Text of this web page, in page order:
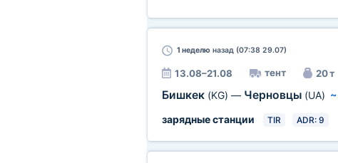
1 неделюназад (07:38 29.07)
13.08–21.08 тент 20 т
Бишкек (KG) — Черновцы (UA) ~
зарядные станции
TIR ADR: 9